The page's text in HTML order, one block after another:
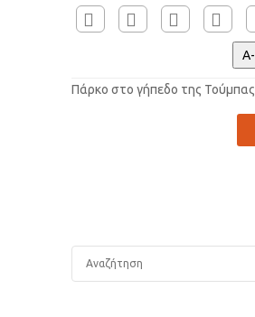
Πάρκο στο γήπεδο της Τούμπας